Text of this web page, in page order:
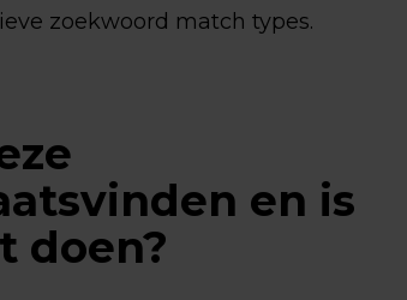
zoekwoord match types.
en is
doen?